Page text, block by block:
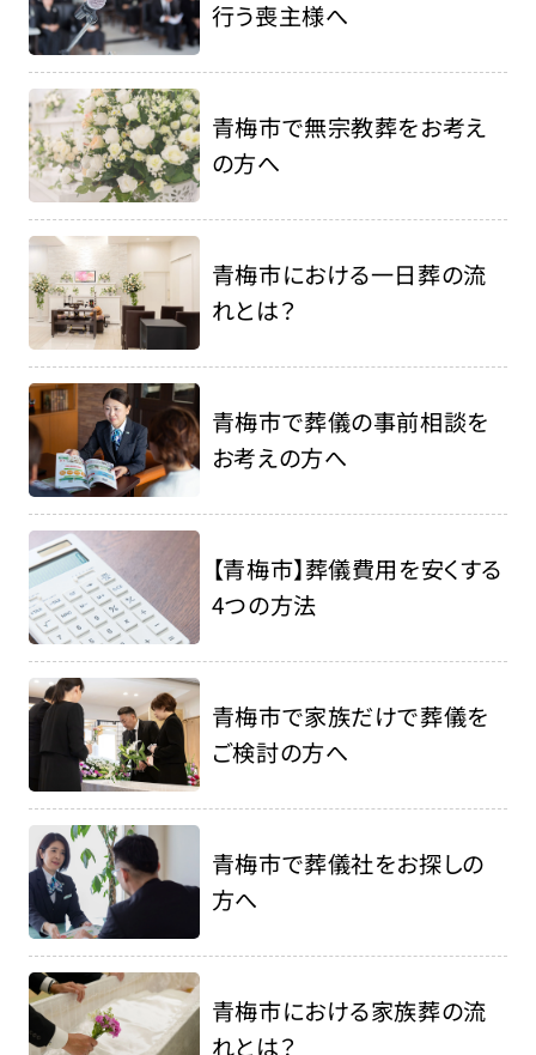
行う喪主様へ
青梅市で無宗教葬をお考え
の方へ
青梅市における一日葬の流
れとは？
青梅市で葬儀の事前相談を
お考えの方へ
【青梅市】葬儀費用を安くする
4つの方法
青梅市で家族だけで葬儀を
ご検討の方へ
青梅市で葬儀社をお探しの
方へ
青梅市における家族葬の流
れとは？